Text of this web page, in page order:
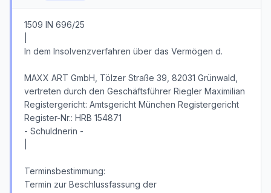
1509 IN 696/25
In dem Insolvenzverfahren über das Vermögen d.
MAXX ART GmbH, Tölzer Straße 39, 82031 Grünwald,
vertreten durch den Geschäftsführer Riegler Maximilian
Registergericht: Amtsgericht München Registergericht
Register-Nr.: HRB 154871
- Schuldnerin -
Terminsbestimmung:
Termin zur Beschlussfassung der